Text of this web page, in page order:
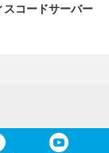
コードサーバー